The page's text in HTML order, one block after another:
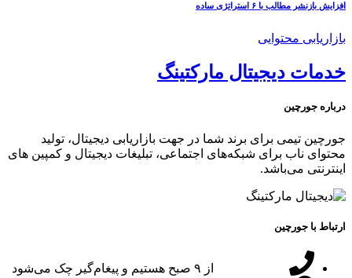
افزایش بازنشر مطالب با ۶ استراتژی ساده
بازاریابی محتوایی
خدمات دیجیتال مارکتینگ
درباره جورچین
جورچین تیمی برای برند شما در جهت بازاریابی دیجیتال، تولید
محتوای ناب برای شبکه‌های اجتماعی، تبلیغات دیجیتال و کمپین های
اینترنتی می‌باشد.
ارتباط با جورچین
از ۹ صبح هستیم و پیغام‌گیر چک می‌شود